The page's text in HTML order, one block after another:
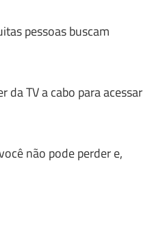
pessoas buscam
TV a cabo para acessar
não pode perder e,